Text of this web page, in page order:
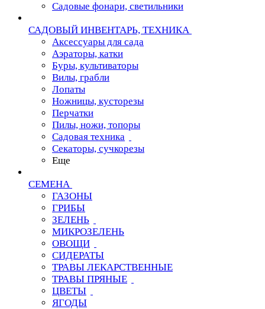
Садовые фонари, светильники
САДОВЫЙ ИНВЕНТАРЬ, ТЕХНИКА
Аксессуары для сада
Аэраторы, катки
Буры, культиваторы
Вилы, грабли
Лопаты
Ножницы, кусторезы
Перчатки
Пилы, ножи, топоры
Садовая техника
Секаторы, сучкорезы
Еще
СЕМЕНА
ГАЗОНЫ
ГРИБЫ
ЗЕЛЕНЬ
МИКРОЗЕЛЕНЬ
ОВОЩИ
СИДЕРАТЫ
ТРАВЫ ЛЕКАРСТВЕННЫЕ
ТРАВЫ ПРЯНЫЕ
ЦВЕТЫ
ЯГОДЫ